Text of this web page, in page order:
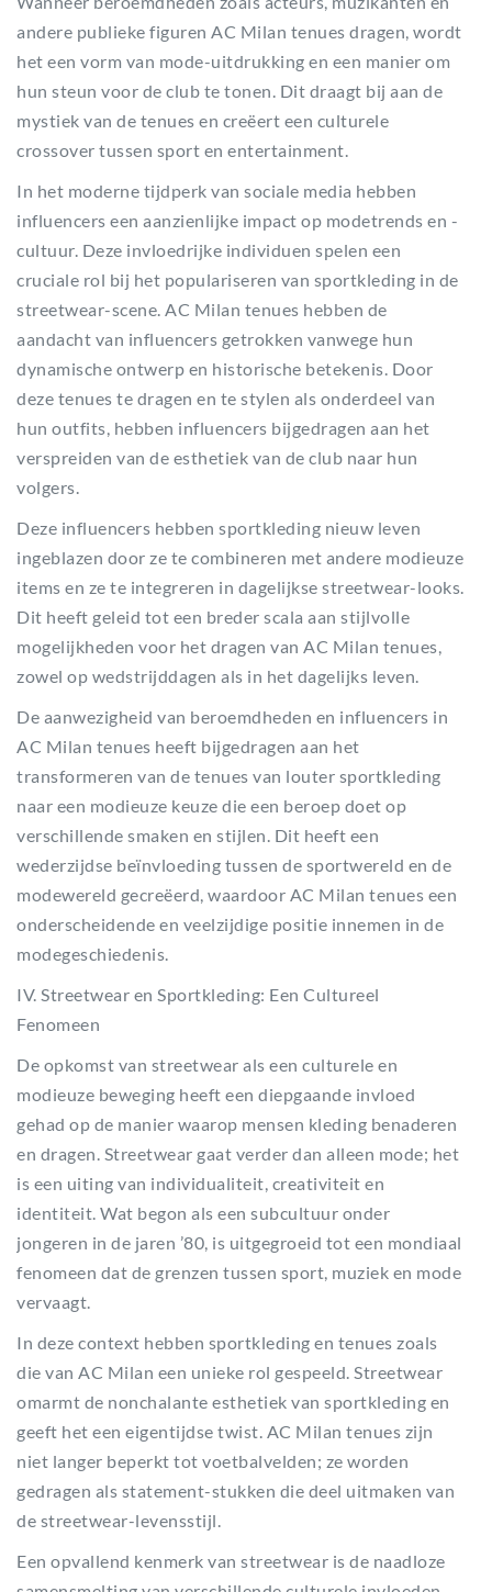
andere publieke figuren AC Milan tenues dragen, wordt
het een vorm van mode-uitdrukking en een manier om
hun steun voor de club te tonen. Dit draagt bij aan de
mystiek van de tenues en creëert een culturele
crossover tussen sport en entertainment.
In het moderne tijdperk van sociale media hebben
influencers een aanzienlijke impact op modetrends en -
cultuur. Deze invloedrijke individuen spelen een
cruciale rol bij het populariseren van sportkleding in de
streetwear-scene. AC Milan tenues hebben de
aandacht van influencers getrokken vanwege hun
dynamische ontwerp en historische betekenis. Door
deze tenues te dragen en te stylen als onderdeel van
hun outfits, hebben influencers bijgedragen aan het
verspreiden van de esthetiek van de club naar hun
volgers.
Deze influencers hebben sportkleding nieuw leven
ingeblazen door ze te combineren met andere modieuze
items en ze te integreren in dagelijkse streetwear-looks.
Dit heeft geleid tot een breder scala aan stijlvolle
mogelijkheden voor het dragen van AC Milan tenues,
zowel op wedstrijddagen als in het dagelijks leven.
De aanwezigheid van beroemdheden en influencers in
AC Milan tenues heeft bijgedragen aan het
transformeren van de tenues van louter sportkleding
naar een modieuze keuze die een beroep doet op
verschillende smaken en stijlen. Dit heeft een
wederzijdse beïnvloeding tussen de sportwereld en de
modewereld gecreëerd, waardoor AC Milan tenues een
onderscheidende en veelzijdige positie innemen in de
modegeschiedenis.
IV. Streetwear en Sportkleding: Een Cultureel
Fenomeen
De opkomst van streetwear als een culturele en
modieuze beweging heeft een diepgaande invloed
gehad op de manier waarop mensen kleding benaderen
en dragen. Streetwear gaat verder dan alleen mode; het
is een uiting van individualiteit, creativiteit en
identiteit. Wat begon als een subcultuur onder
jongeren in de jaren ’80, is uitgegroeid tot een mondiaal
fenomeen dat de grenzen tussen sport, muziek en mode
vervaagt.
In deze context hebben sportkleding en tenues zoals
die van AC Milan een unieke rol gespeeld. Streetwear
omarmt de nonchalante esthetiek van sportkleding en
geeft het een eigentijdse twist. AC Milan tenues zijn
niet langer beperkt tot voetbalvelden; ze worden
gedragen als statement-stukken die deel uitmaken van
de streetwear-levensstijl.
Een opvallend kenmerk van streetwear is de naadloze